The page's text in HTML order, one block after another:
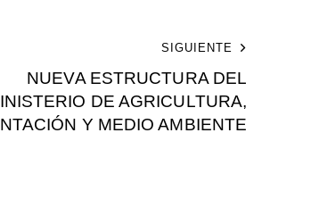
SIGUIENTE
NUEVA ESTRUCTURA DEL
DE AGRICULTURA,
Y MEDIO AMBIENTE